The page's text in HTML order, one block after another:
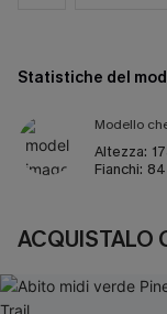
Statistiche del
Modello
Altezza:
Fianchi:
ACQUISTALO